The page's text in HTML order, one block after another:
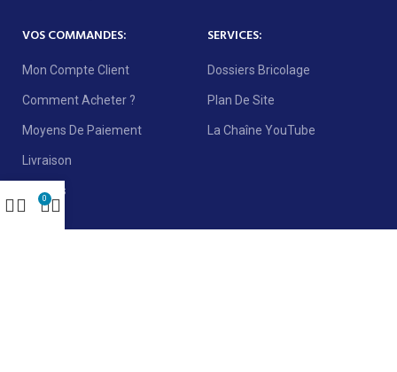
VOS COMMANDES:
Mon Compte Client
Comment Acheter ?
Moyens De Paiement
Livraison
Retours
SERVICES:
Dossiers Bricolage
Plan De Site
La Chaîne YouTube
0